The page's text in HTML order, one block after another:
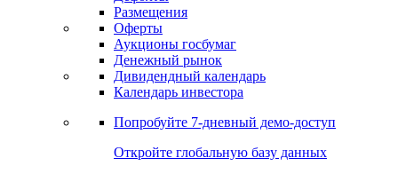
Получить доступ
Календарь
Календарь событий
Дефолты
Размещения
Оферты
Денежный рынок
Календарь инвестора